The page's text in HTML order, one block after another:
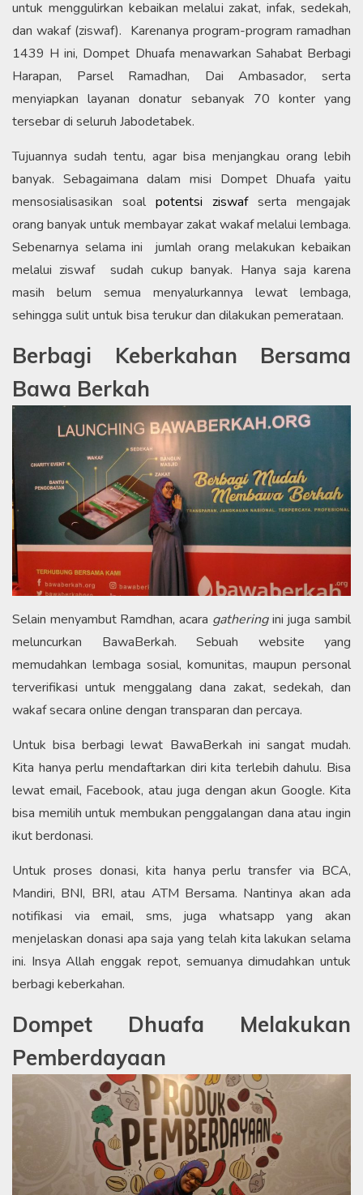
untuk menggulirkan kebaikan melalui zakat, infak, sedekah,
dan wakaf (ziswaf). Karenanya program-program ramadhan
1439 H ini, Dompet Dhuafa menawarkan Sahabat Berbagi
Harapan, Parsel Ramadhan, Dai Ambasador, serta
menyiapkan layanan donatur sebanyak 70 konter yang
tersebar di seluruh Jabodetabek.
Tujuannya sudah tentu, agar bisa menjangkau orang lebih
banyak. Sebagaimana dalam misi Dompet Dhuafa yaitu
mensosialisasikan soal potentsi ziswafserta mengajak
orang banyak untuk membayar zakat wakaf melalui lembaga.
Sebenarnya selama ini jumlah orang melakukan kebaikan
melalui ziswaf sudah cukup banyak. Hanya saja karena
masih belum semua menyalurkannya lewat lembaga,
sehingga sulit untuk bisa terukur dan dilakukan pemerataan.
Berbagi Keberkahan Bersama
Bawa Berkah
Selain menyambut Ramdhan, acara gatheringini juga sambil
meluncurkan BawaBerkah. Sebuah website yang
memudahkan lembaga sosial, komunitas, maupun personal
terverifikasi untuk menggalang dana zakat, sedekah, dan
wakaf secara online dengan transparan dan percaya.
Untuk bisa berbagi lewat BawaBerkah ini sangat mudah.
Kita hanya perlu mendaftarkan diri kita terlebih dahulu. Bisa
lewat email, Facebook, atau juga dengan akun Google. Kita
bisa memilih untuk membukan penggalangan dana atau ingin
ikut berdonasi.
Untuk proses donasi, kita hanya perlu transfer via BCA,
Mandiri, BNI, BRI, atau ATM Bersama. Nantinya akan ada
notifikasi via email, sms, juga whatsapp yang akan
menjelaskan donasi apa saja yang telah kita lakukan selama
ini. Insya Allah enggak repot, semuanya dimudahkan untuk
berbagi keberkahan.
Dompet Dhuafa Melakukan
Pemberdayaan